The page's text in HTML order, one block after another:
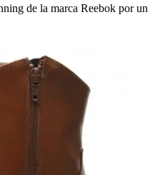
de la marca Reebok por